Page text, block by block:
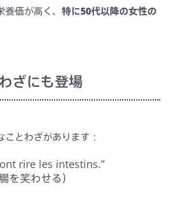
価が高く、 特に50代以降の女性の
ざにも登場
とわざがあります：
rire les intestins.”
を笑わせる）